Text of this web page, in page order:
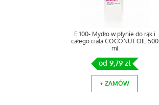
E 100- Mydło w płynie do rąk i
całego ciała COCONUT OIL 500
ml
od 9,79 zł
+ ZAMÓW